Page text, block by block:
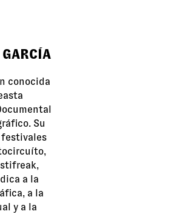
GARCÍA
conocida
Su
festivales
a la
a la
y a la